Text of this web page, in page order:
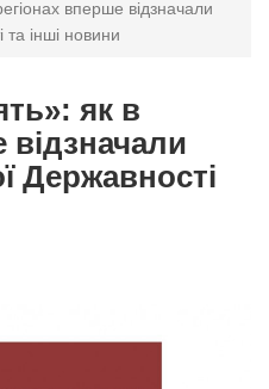
вперше відзначали
та інші новини
як в
відзначали
Державності